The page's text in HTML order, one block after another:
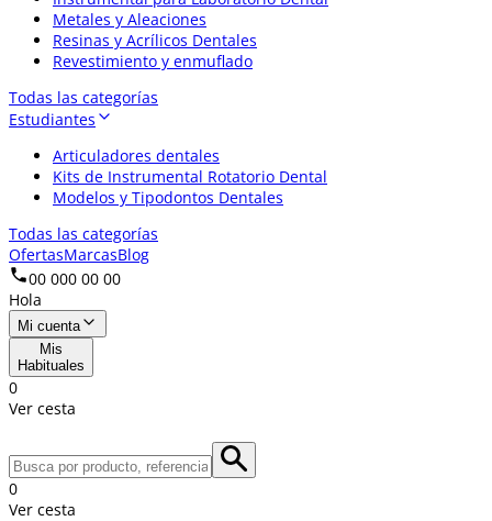
Metales y Aleaciones
Resinas y Acrílicos Dentales
Revestimiento y enmuflado
Todas las categorías
Estudiantes
Articuladores dentales
Kits de Instrumental Rotatorio Dental
Modelos y Tipodontos Dentales
Todas las categorías
OfertasMarcasBlog
00 000 00 00
Hola
Mi cuenta
Mis
Habituales
0
Ver cesta
0
Ver cesta